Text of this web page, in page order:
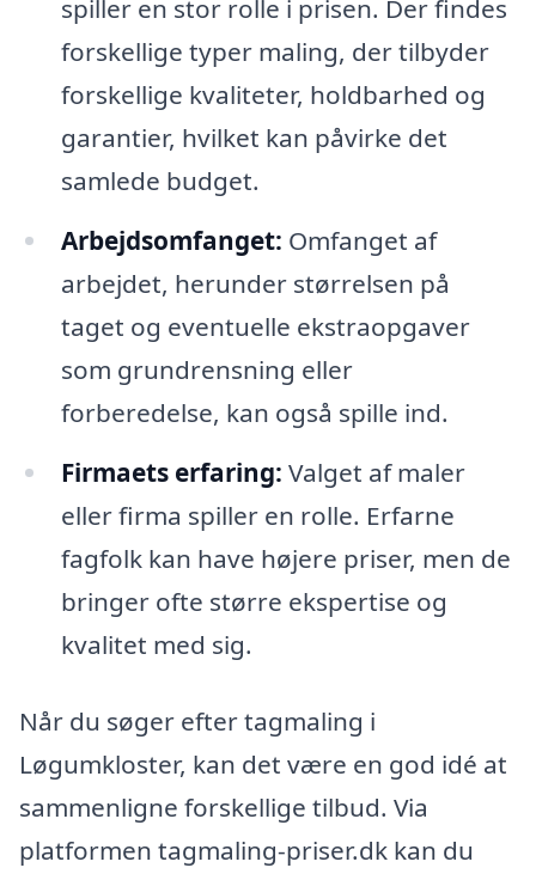
spiller en stor rolle i prisen. Der findes
forskellige typer maling, der tilbyder
forskellige kvaliteter, holdbarhed og
garantier, hvilket kan påvirke det
samlede budget.
Arbejdsomfanget: Omfanget af
arbejdet, herunder størrelsen på
taget og eventuelle ekstraopgaver
som grundrensning eller
forberedelse, kan også spille ind.
Firmaets erfaring: Valget af maler
eller firma spiller en rolle. Erfarne
fagfolk kan have højere priser, men de
bringer ofte større ekspertise og
kvalitet med sig.
Når du søger efter tagmaling i
Løgumkloster, kan det være en god idé at
sammenligne forskellige tilbud. Via
platformen tagmaling-priser.dk kan du